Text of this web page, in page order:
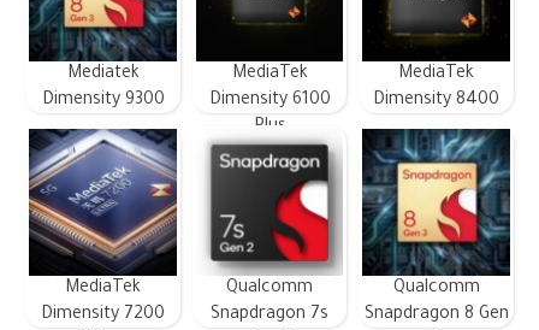
MediaTek
Dimensity 8400
MediaTek
Dimensity 6100
Plus
Mediatek
Dimensity 9300
Qualcomm
Snapdragon 8 Gen
Qualcomm
Snapdragon 7s
MediaTek
Dimensity 7200